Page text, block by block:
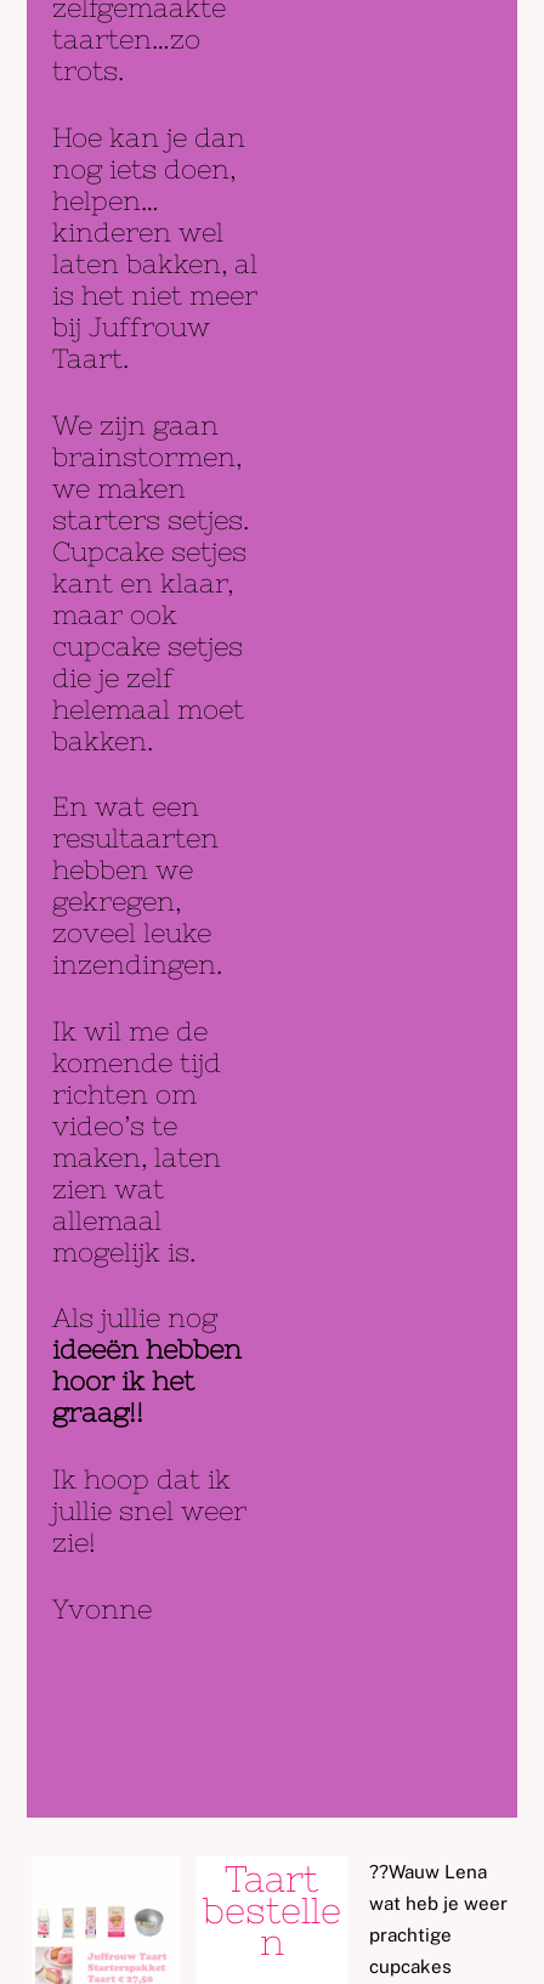
zelfgemaakte
taarten…zo
trots.
Hoe kan je dan
nog iets doen,
helpen…
kinderen wel
laten bakken, al
is het niet meer
bij Juffrouw
Taart.
We zijn gaan
brainstormen,
we maken
starters setjes.
Cupcake setjes
kant en klaar,
maar ook
cupcake setjes
die je zelf
helemaal moet
bakken.
En wat een
resultaarten
hebben we
gekregen,
zoveel leuke
inzendingen.
Ik wil me de
komende tijd
richten om
video’s te
maken, laten
zien wat
allemaal
mogelijk is.
Als jullie nog
ideeën hebben
hoor ik het
graag!!
Ik hoop dat ik
jullie snel weer
zie!
Yvonne
Taart
bestelle
n
??Wauw Lena
wat heb je weer
prachtige
cupcakes